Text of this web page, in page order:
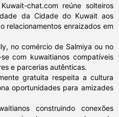
chat.com reúne solteiros
da Cidade do Kuwait aos
relacionamentos enraizados em
no comércio de Salmiya ou no
com kuwaitianos compatíveis
e parcerias autênticas.
gratuita respeita a cultura
oportunidades para amizades
construindo conexões